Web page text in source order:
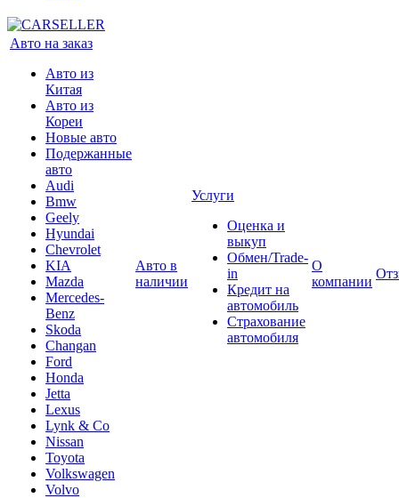
Авто на заказ
Авто из
Китая
Авто из
Кореи
Новые авто
Подержанные
авто
Audi
Bmw
Geely
Hyundai
Chevrolet
KIA
Mazda
Mercedes-
Benz
Skoda
Changan
Ford
Honda
Jetta
Lexus
Lynk & Co
Nissan
Toyota
Volkswagen
Volvo
Авто в
наличии
Услуги
Оценка и
выкуп
Обмен/Trade-
in
Кредит на
автомобиль
Страхование
автомобиля
О
компании